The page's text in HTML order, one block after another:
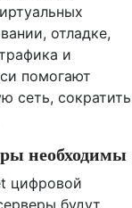
отладке,
и
помогают
сеть, сократить
необходимы
цифровой
будут